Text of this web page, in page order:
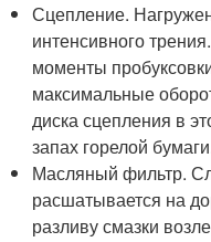
Сцепление.
интенсивного
моменты
максимальные
диска сцепления в
запах горелой
Масляный фильтр.
расшатывается на
разливу смазки